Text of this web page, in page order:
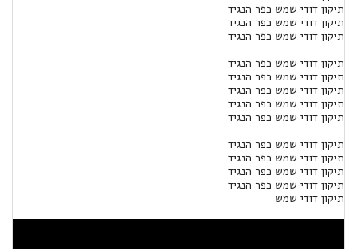
תיקון דודי שמש כפר הנגיד
תיקון דודי שמש כפר הנגיד
תיקון דודי שמש כפר הנגיד
תיקון דודי שמש כפר הנגיד
תיקון דודי שמש כפר הנגיד
תיקון דודי שמש כפר הנגיד
תיקון דודי שמש כפר הנגיד
תיקון דודי שמש כפר הנגיד
תיקון דודי שמש כפר הנגיד
תיקון דודי שמש כפר הנגיד
תיקון דודי שמש כפר הנגיד
תיקון דודי שמש כפר הנגיד
תיקון דודי שמש